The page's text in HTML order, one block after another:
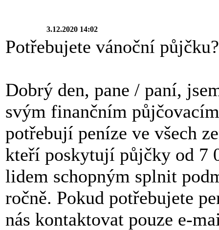
3.12.2020 14:02
Potřebujete vánoční půjčku?
Dobrý den, pane / paní,
svým finančním
potřebují peníze ve všech
kteří poskytují půjčky od 7
lidem schopným splnit
ročně. Pokud potřebujete
nás kontaktovat pouze e-